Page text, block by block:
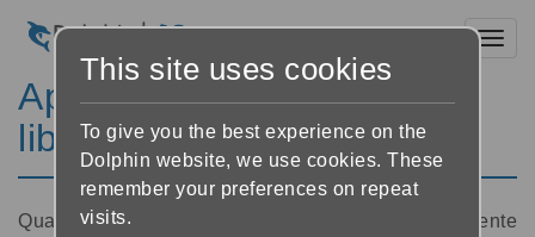
Aprire un libro da ‘I miei
libri’
Quando apri EasyReader, andrai direttamente
This site uses cookies
To give you the best experience on the
Dolphin website, we use cookies. These
remember your preferences on repeat
visits.